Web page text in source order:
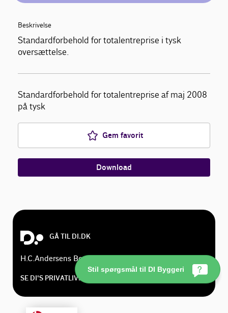
Beskrivelse
Standardforbehold for totalentreprise i tysk
oversættelse.
Standardforbehold for totalentreprise af maj 2008
på tysk
Gem favorit
Download
GÅ TIL DI.DK
H.C.Andersens Boulevard 18, 1553 København V
SE DI'S PRIVATLIVSPOLITIK
Stil spørgsmål til DI Byggeri